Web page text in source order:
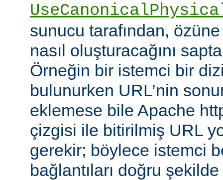
sunucu tarafından,
nasıl oluşturacağını
Örneğin bir istemci bir
bulunurken URL’nin
eklemese bile Apache
çizgisi ile bitirilmiş URL
gerekir; böylece istemci
bağlantıları doğru